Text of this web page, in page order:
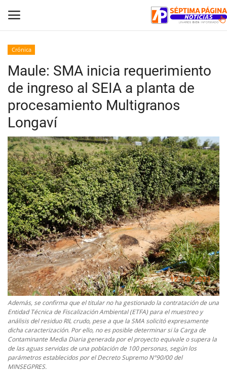
Inicio
Crónica
Policial
Tribunales
Deporte
Política
Espectáculos
Crónica
Maule: SMA inicia requerimiento
de ingreso al SEIA a planta de
procesamiento Multigranos
Longaví
Además, se confirma que el titular no ha gestionado la contratación de una
Entidad Técnica de Fiscalización Ambiental (ETFA) para el muestreo y
análisis del residuo RIL crudo, pese a que la SMA solicitó expresamente
dicha caracterización. Por ello, no es posible determinar si la Carga de
Contaminante Media Diaria generada por el proyecto equivale o supera la
de las aguas servidas de una población de 100 personas, según los
parámetros establecidos por el Decreto Supremo N°90/00 del
MINSEGPRES.